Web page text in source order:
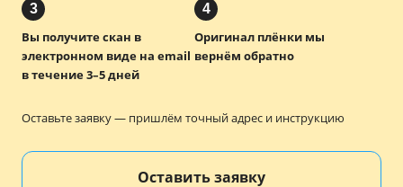
Багетная мастерская
Полиграфия
Услуги и сервис
Магазин
3
Вы получите скан в
электронном виде на email
в течение 3–5 дней
4
Оригинал плёнки мы
вернём обратно
Оставьте заявку — пришлём точный адрес и инструкцию
Оставить заявку